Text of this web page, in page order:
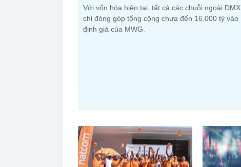
Với vốn hóa hiện tại, tất cả các chuỗi ngoài DMX
chỉ đóng góp tổng cộng chưa đến 16.000 tỷ vào
định giá của MWG.